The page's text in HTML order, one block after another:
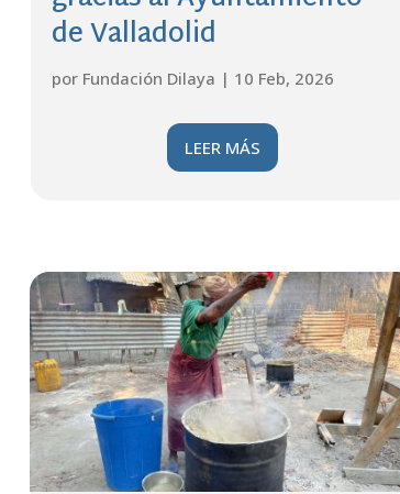
de Valladolid
por Fundación Dilaya | 10 Feb, 2026
LEER MÁS